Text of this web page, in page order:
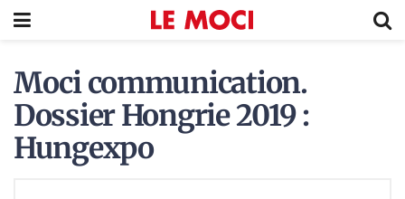
Moci communication.
Dossier Hongrie 2019 :
Hungexpo